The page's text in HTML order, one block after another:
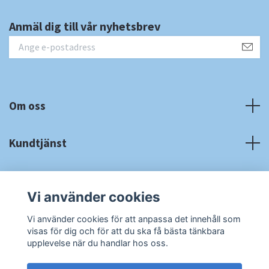
Anmäl dig till vår nyhetsbrev
Om oss
Kundtjänst
Sociala medier
Vi använder cookies
Vi använder cookies för att anpassa det innehåll som
visas för dig och för att du ska få bästa tänkbara
upplevelse när du handlar hos oss.